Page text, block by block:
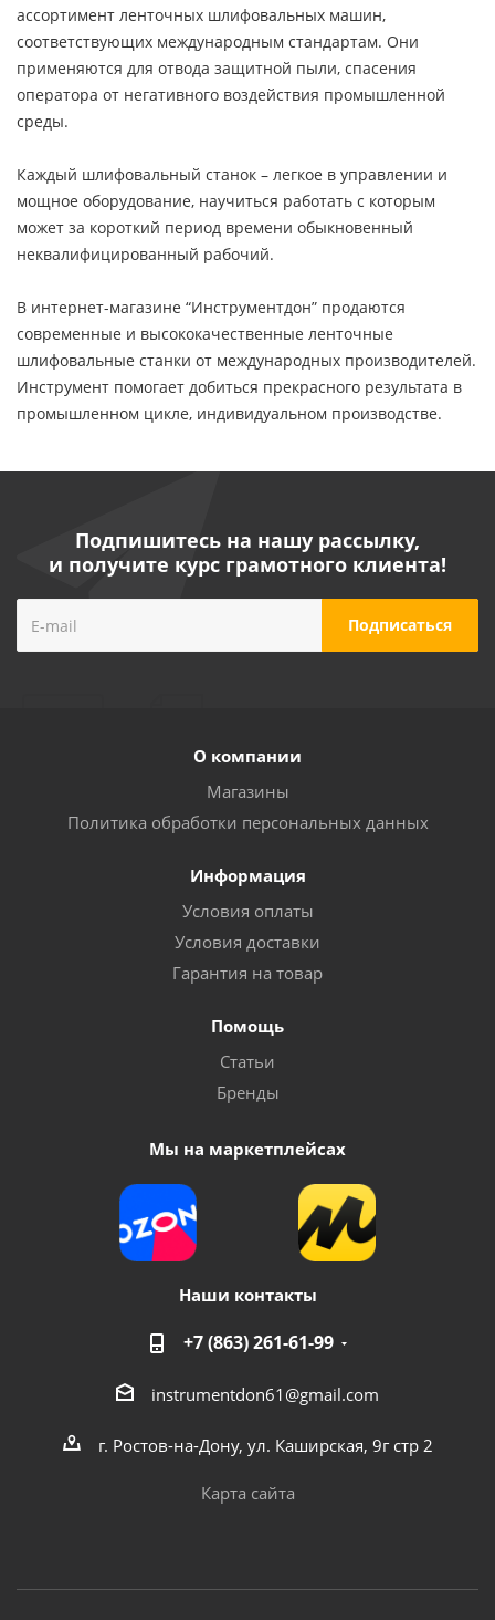
ассортимент ленточных шлифовальных машин,
соответствующих международным стандартам. Они
применяются для отвода защитной пыли, спасения
оператора от негативного воздействия промышленной
среды.
Каждый шлифовальный станок – легкое в управлении и
мощное оборудование, научиться работать с которым
может за короткий период времени обыкновенный
неквалифицированный рабочий.
В интернет-магазине “Инструментдон” продаются
современные и высококачественные ленточные
шлифовальные станки от международных производителей.
Инструмент помогает добиться прекрасного результата в
промышленном цикле, индивидуальном производстве.
Подпишитесь на нашу рассылку,
и получите курс грамотного клиента!
О компании
Магазины
Политика обработки персональных данных
Информация
Условия оплаты
Условия доставки
Гарантия на товар
Помощь
Статьи
Бренды
Мы на маркетплейсах
Наши контакты
+7 (863) 261-61-99
instrumentdon61@gmail.com
г. Ростов-на-Дону, ул. Каширская, 9г стр 2
Карта сайта